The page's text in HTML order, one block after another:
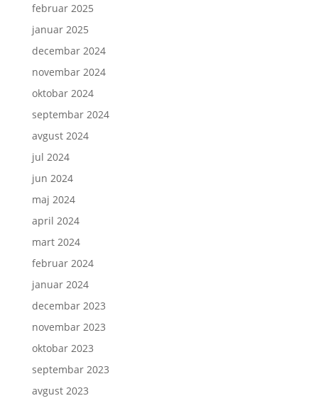
februar 2025
januar 2025
decembar 2024
novembar 2024
oktobar 2024
septembar 2024
avgust 2024
jul 2024
jun 2024
maj 2024
april 2024
mart 2024
februar 2024
januar 2024
decembar 2023
novembar 2023
oktobar 2023
septembar 2023
avgust 2023